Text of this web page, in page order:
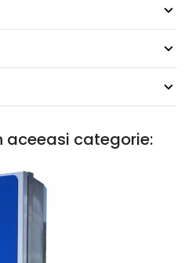
aceeasi categorie: